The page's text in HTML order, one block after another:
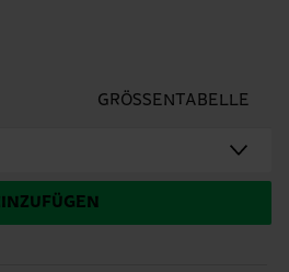
GRÖSSENTABELLE